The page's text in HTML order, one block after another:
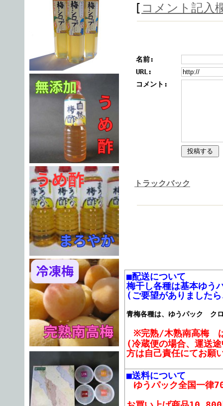
[ コメント記入
名前:
URL:
コメント:
トラックバック
■配送について
梅干し各種は基本ゆう
(ご要望がありました
青梅各種は、ゆうパック ク
※完熟/木熟南高梅
(冷蔵便の場合、運送
方は自己責任にてお願
■送料について
ゆうパック全国一律